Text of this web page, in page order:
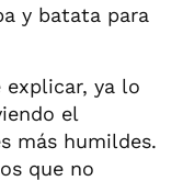
y batata para
explicar, ya lo
el
más humildes.
que no